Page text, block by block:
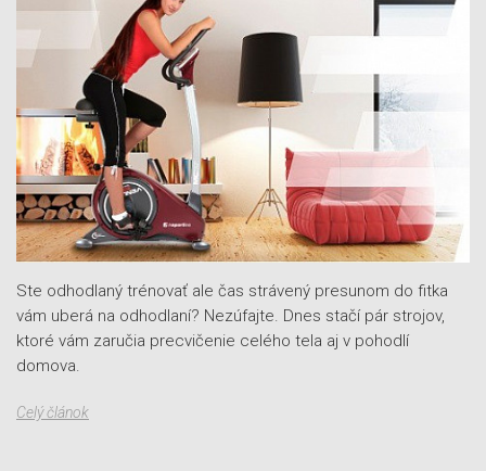
Ste odhodlaný trénovať ale čas strávený presunom do fitka
vám uberá na odhodlaní? Nezúfajte. Dnes stačí pár strojov,
ktoré vám zaručia precvičenie celého tela aj v pohodlí
domova.
Celý článok